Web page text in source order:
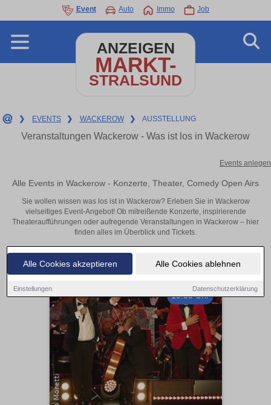
Alle Cookies akzeptieren Alle Cookies ablehnen
Einstellungen Datenschutzerklärung
Event Auto Immo Job
ANZEIGEN
MARKT-
STRALSUND
❯ EVENTS ❯ WACKEROW ❯ AUSSTELLUNG
Veranstaltungen Wackerow - Was ist los in Wackerow
Events anlegen
Alle Events in Wackerow - Konzerte, Theater, Comedy Open Airs
Sie wollen wissen was los ist in Wackerow? Erleben Sie in Wackerow
vielseitiges Event-Angebot! Ob mitreißende Konzerte, inspirierende
Theateraufführungen oder aufregende Veranstaltungen in Wackerow – hier
finden alles im Überblick und Tickets.
19:30 Uhr